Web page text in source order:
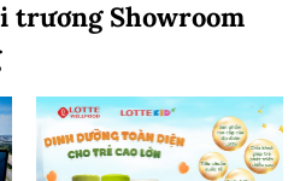
trương Showroom